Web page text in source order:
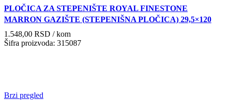
PLOČICA ZA STEPENIŠTE ROYAL FINESTONE
MARRON GAZIŠTE (STEPENIŠNA PLOČICA) 29,5×120
1.548,00 RSD / kom
Šifra proizvoda: 315087
Brzi pregled